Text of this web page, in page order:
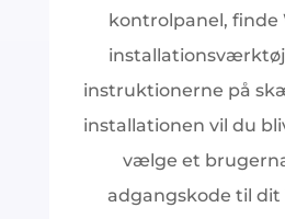
kontrolpanel, finde
instruktionerne på
installationen vil du
vælge et
adgangskode til dit